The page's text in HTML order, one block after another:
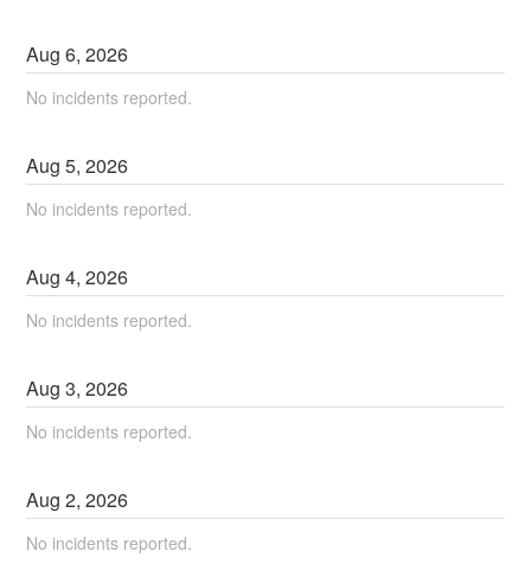
Aug6,2026
No incidents reported.
Aug5,2026
No incidents reported.
Aug4,2026
No incidents reported.
Aug3,2026
No incidents reported.
Aug2,2026
No incidents reported.